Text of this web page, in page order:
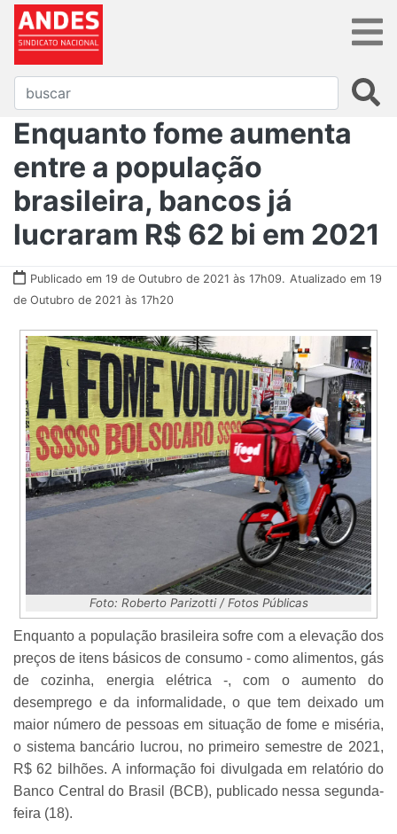
Enquanto fome aumenta
entre a população
brasileira, bancos já
lucraram R$ 62 bi em 2021
Publicado em 19 de Outubro de 2021 às 17h09. Atualizado em 19
de Outubro de 2021 às 17h20
Foto: Roberto Parizotti / Fotos Públicas
Enquanto a população brasileira sofre com a elevação dos
preços de itens básicos de consumo - como alimentos, gás
de cozinha, energia elétrica -, com o aumento do
desemprego e da informalidade, o que tem deixado um
maior número de pessoas em situação de fome e miséria,
o sistema bancário lucrou, no primeiro semestre de 2021,
R$ 62 bilhões. A informação foi divulgada em relatório do
Banco Central do Brasil (BCB), publicado nessa segunda-
feira (18).